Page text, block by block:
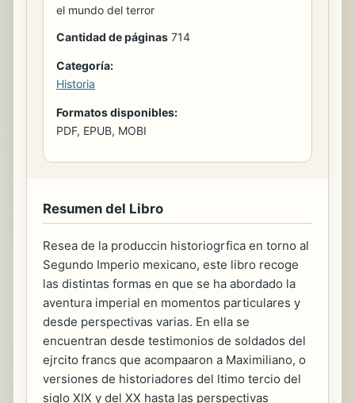
el mundo del terror
Cantidad de páginas 714
Categoría:
Historia
Formatos disponibles:
PDF, EPUB, MOBI
Resumen del Libro
Resea de la produccin historiogrfica en torno al
Segundo Imperio mexicano, este libro recoge
las distintas formas en que se ha abordado la
aventura imperial en momentos particulares y
desde perspectivas varias. En ella se
encuentran desde testimonios de soldados del
ejrcito francs que acompaaron a Maximiliano, o
versiones de historiadores del ltimo tercio del
siglo XIX y del XX hasta las perspectivas